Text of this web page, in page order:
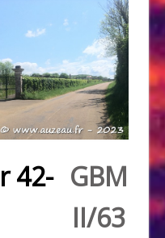
42- GBM
II/63